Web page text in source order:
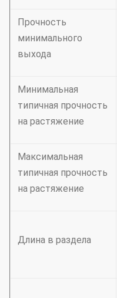
Прочность
минимального
выхода
Минимальная
типичная прочность
на растяжение
Максимальная
типичная прочность
на растяжение
Длина в раздела